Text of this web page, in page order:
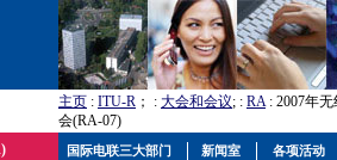
主页 : ITU-R ； : 大会和会议; : RA: 2007年
会(RA-07)
国际电联三大部门 新闻室 各项活动